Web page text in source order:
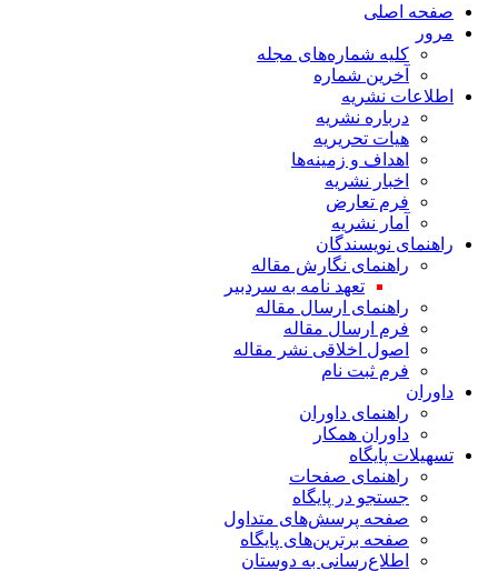
صفحه اصلی
مرور
کلیه شماره‌های مجله
آخرین شماره
اطلاعات نشریه
درباره نشریه
هیات تحریریه
اهداف و زمینه‌ها
اخبار نشریه
فرم تعارض
آمار نشریه
راهنمای نویسندگان
راهنمای نگارش مقاله
تعهد نامه به سردبیر
راهنمای ارسال مقاله
فرم ارسال مقاله
اصول اخلاقی نشر مقاله
فرم ثبت نام
داوران
راهنمای داوران
داوران همکار
تسهیلات پایگاه
راهنمای صفحات
جستجو در پایگاه
صفحه پرسش‌های متداول
صفحه برترین‌های پایگاه
اطلاع‌رسانی به دوستان